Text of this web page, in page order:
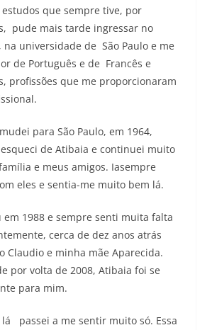
que sempre tive, por
pude mais tarde ingressar no
na universidade de São Paulo e me
de Português e de Francês e
profissões que me proporcionaram
para São Paulo, em 1964,
de Atibaia e continuei muito
e meus amigos. Iasempre
eles e sentia-me muito bem lá.
em 1988 e sempre senti muita falta
cerca de dez anos atrás
Claudio e minha mãe Aparecida.
por volta de 2008, Atibaia foi se
para mim.
passei a me sentir muito só. Essa